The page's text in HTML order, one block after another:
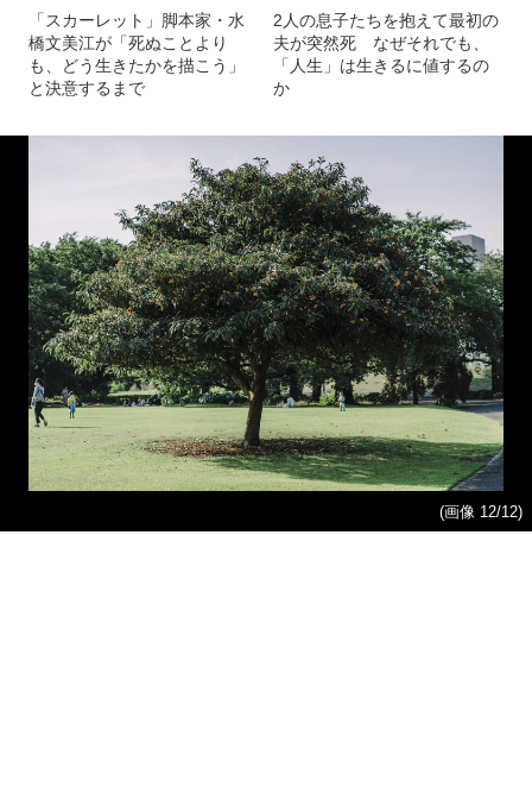
「スカーレット」脚本家・水
橋文美江が「死ぬことより
も、どう生きたかを描こう」
と決意するまで
2人の息子たちを抱えて最初の
夫が突然死 なぜそれでも、
「人生」は生きるに値するの
か
(画像 12/12)